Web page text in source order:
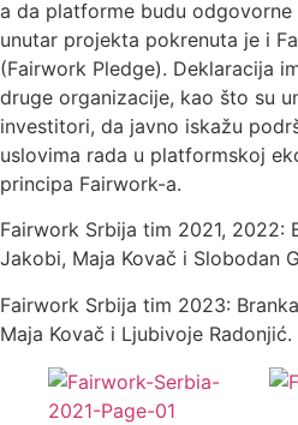
a da platforme budu odgovorne
unutar projekta pokrenuta je i
(Fairwork Pledge). Deklaracija
druge organizacije, kao što su
investitori, da javno iskažu
uslovima rada u platformskoj
principa Fairwork-a.
Fairwork Srbija tim 2021, 2022:
Jakobi, Maja Kovač i Slobodan
Fairwork Srbija tim 2023:
Maja Kovač i Ljubivoje Radonjić.